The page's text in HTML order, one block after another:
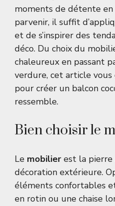
moments de détente
parvenir, il suffit
et de s’inspirer des
déco. Du choix du
chaleureux en passant
verdure, cet article vous
pour créer un balcon
ressemble.
Bien choisir le
Le mobilier est la
décoration extérieure.
éléments confortables
en rotin ou une chaise